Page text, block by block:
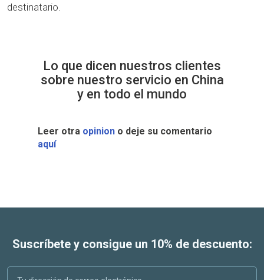
destinatario.
Lo que dicen nuestros clientes
sobre nuestro servicio en China
y en todo el mundo
Leer otra opiniono deje su comentario
aquí
Suscríbete y consigue un 10% de descuento: